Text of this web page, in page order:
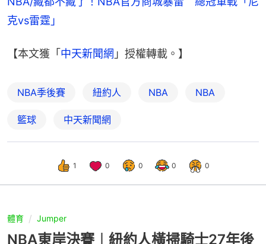
克vs雷霆」
【本文獲「 中天新聞網 」授權轉載。】
NBA季後賽 紐約人 NBA NBA
籃球 中天新聞網
1 0 0 0 0
體育 Jumper
NBA東岸決賽︱紐約人橫掃騎士27年後